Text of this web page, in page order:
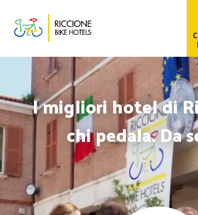
I migliori hotel di
chi pedala. Da